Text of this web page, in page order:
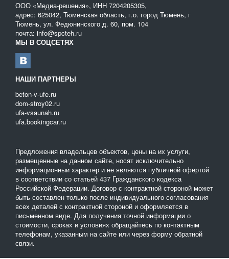
ООО «Медиа-решения», ИНН 7204205305,
адрес: 625042, Тюменская область, г.о. город Тюмень, г
Тюмень, ул. Федюнинского д. 60, пом. 104
почта: info@spcteh.ru
МЫ В СОЦСЕТЯХ
НАШИ ПАРТНЕРЫ
beton-v-ufe.ru
dom-stroy02.ru
ufa-vsaunah.ru
ufa.bookingcar.ru
Предложения владельцев объектов, цены на их услуги,
размещенные на данном сайте, носят исключительно
информационныи характер и не являются публичной офертой
в соответствии со статьей 437 Гражданского кодекса
Российской Федерации. Договор с контрактной стороной может
быть составлен только после индивидуального согласования
всех деталей с контрактной стороной и оформляется в
письменном виде. Для получения точной информации о
стоимости, сроках и условиях обращайтесь по контактным
телефонам, указанным на сайте или через форму обратной
связи.